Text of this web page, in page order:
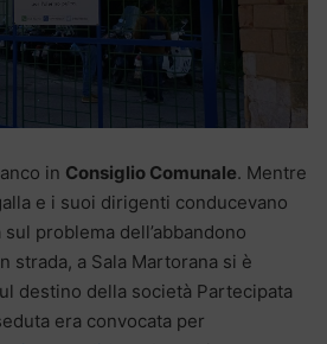
in Consiglio Comunale. Mentre
e i suoi dirigenti conducevano
problema dell’abbandono
strada, a Sala Martorana si è
destino della società Partecipata
era convocata per